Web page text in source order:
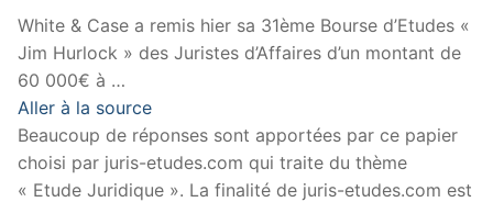
White & Case a remis hier sa 31ème Bourse d’Etudes «
Jim Hurlock » des Juristes d’Affaires d’un montant de
60 000€ à …
Aller à la source
Beaucoup de réponses sont apportées par ce papier
choisi par juris-etudes.com qui traite du thème
« Etude Juridique ». La finalité de juris-etudes.com est